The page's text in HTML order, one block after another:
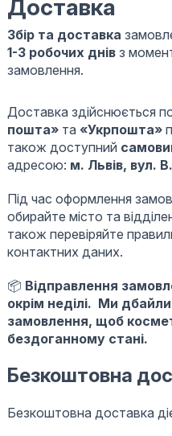
Доставка
Збір та доставка
1-3 робочих днівз
замовлення.
Доставка здійснюється
пошта»та «Укрпошта»
також доступний
адресою: м. Львів, вул.
Під час оформлення
обирайте місто та
також перевіряйте
контактних даних.
📦 Відправлення
окрім неділі. Ми
замовлення, щоб
бездоганному стані.
Безкоштовна
Безкоштовна доставка